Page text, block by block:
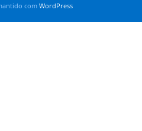
com WordPress